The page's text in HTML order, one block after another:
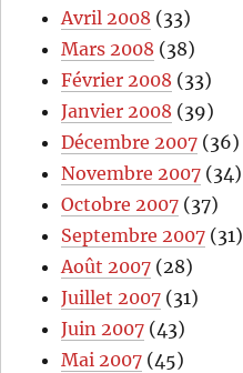
Avril 2008 (33)
Mars 2008 (38)
Février 2008 (33)
Janvier 2008 (39)
Décembre 2007 (36)
Novembre 2007 (34)
Octobre 2007 (37)
Septembre 2007 (31)
Août 2007 (28)
Juillet 2007 (31)
Juin 2007 (43)
Mai 2007 (45)